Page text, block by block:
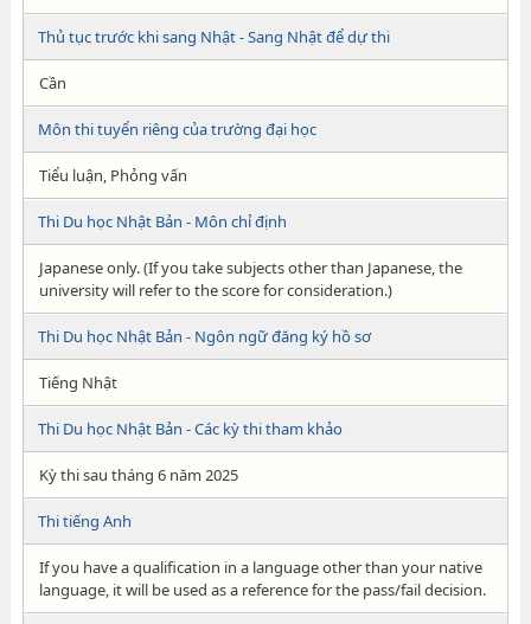
Thủ tục trước khi sang Nhật - Sang Nhật để dự thi
Cần
Môn thi tuyển riêng của trường đại học
Tiểu luận, Phỏng vấn
Thi Du học Nhật Bản - Môn chỉ định
Japanese only. (If you take subjects other than Japanese, the
university will refer to the score for consideration.)
Thi Du học Nhật Bản - Ngôn ngữ đăng ký hồ sơ
Tiếng Nhật
Thi Du học Nhật Bản - Các kỳ thi tham khảo
Kỳ thi sau tháng 6 năm 2025
Thi tiếng Anh
If you have a qualification in a language other than your native
language, it will be used as a reference for the pass/fail decision.